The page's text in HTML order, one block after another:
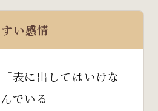
い感情
表に出してはいけな
でいる